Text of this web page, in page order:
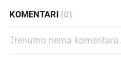
KOMENTARI (0)
Trenutno nema komentara.